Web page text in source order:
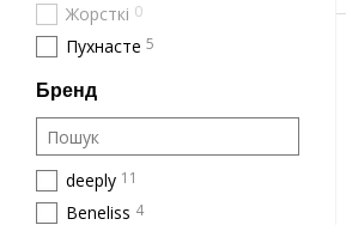
Жорсткі 0
Пухнасте 5
Бренд
deeply 11
Beneliss 4